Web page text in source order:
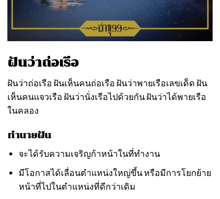
ฝันว่าถ่อเรือ
ฝันว่าถ่อเรือ ฝันเห็นคนถ่อเรือ ฝันว่าพายเรือเลขเด็ด ฝัน
เห็นคนแจวเรือ ฝันว่านั่งเรือไปด้วยกัน ฝันว่าได้พายเรือ
ในคลอง
ทำนายฝัน
จะได้รับความเจริญก้าหน้าในที่ทำงาน
มีโอกาสได้เลื่อนตำแหน่งใหญ่ขึ้น หรือมีการโยกย้าย
หน้าที่ไปในตำแหน่งที่ดีกว่าเดิม